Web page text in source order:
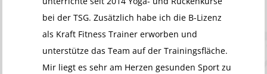
bei der TSG. Zusätzlich habe ich die B-Lizenz
als Kraft Fitness Trainer erworben und
unterstütze das Team auf der Trainingsfläche.
Mir liegt es sehr am Herzen gesunden Sport zu